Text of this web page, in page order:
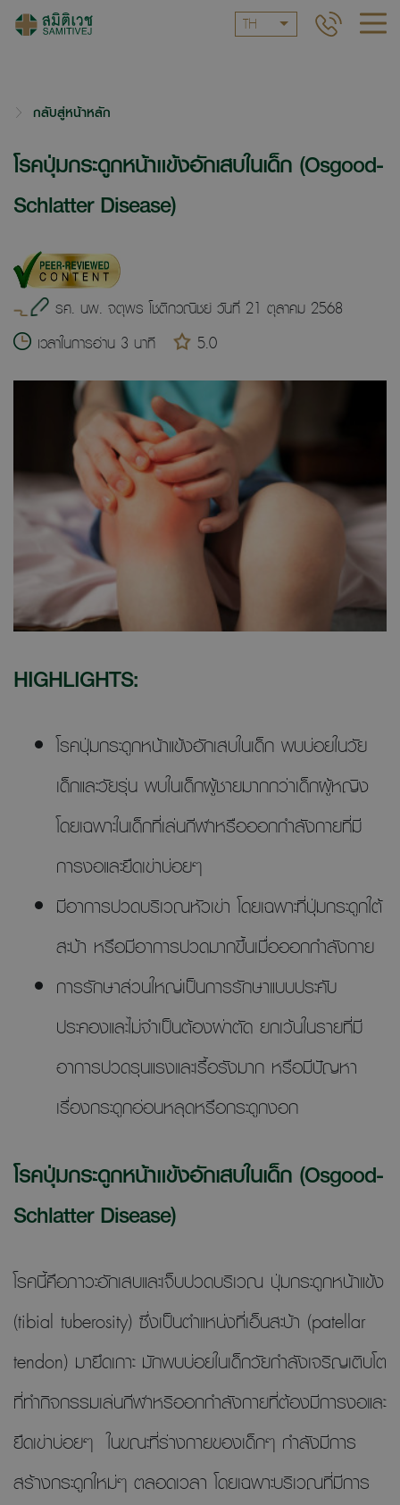
TH
กลับสู่หน้าหลัก
โรคปุ่มกระดูกหน้าแข้งอักเสบในเด็ก (Osgood-
Schlatter Disease)
รศ. นพ. จตุพร โชติกวณิชย์ วันที่ 21 ตุลาคม 2568
เวลาในการอ่าน 3 นาที
5.0
HIGHLIGHTS:
โรคปุ่มกระดูกหน้าแข้งอักเสบในเด็ก พบบ่อยในวัย
เด็กและวัยรุ่น พบในเด็กผู้ชายมากกว่าเด็กผู้หญิง
โดยเฉพาะในเด็กที่เล่นกีฬาหรือออกกำลังกายที่มี
การงอและยืดเข่าบ่อยๆ
มีอาการปวดบริเวณหัวเข่า โดยเฉพาะที่ปุ่มกระดูกใต้
สะบ้า หรือมีอาการปวดมากขึ้นเมื่อออกกำลังกาย
การรักษาส่วนใหญ่เป็นการรักษาแบบประคับ
ประคองและไม่จำเป็นต้องผ่าตัด ยกเว้นในรายที่มี
อาการปวดรุนแรงและเรื้อรังมาก หรือมีปัญหา
เรื่องกระดูกอ่อนหลุดหรือกระดูกงอก
โรคปุ่มกระดูกหน้าแข้งอักเสบในเด็ก (Osgood-
Schlatter Disease)
โรคนี้คือภาวะอักเสบและเจ็บปวดบริเวณ ปุ่มกระดูกหน้าแข้ง
(tibial tuberosity) ซึ่งเป็นตำแหน่งที่เอ็นสะบ้า (patellar
tendon) มายึดเกาะ มักพบบ่อยในเด็กวัยกำลังเจริญเติบโต
ที่ทำกิจกรรมเล่นกีฬาหริออกกำลังกายที่ต้องมีการงอและ
ยืดเข่าบ่อยๆ ในขณะที่ร่างกายของเด็กๆ กำลังมีการ
สร้างกระดูกใหม่ๆ ตลอดเวลา โดยเฉพาะบริเวณที่มีการ